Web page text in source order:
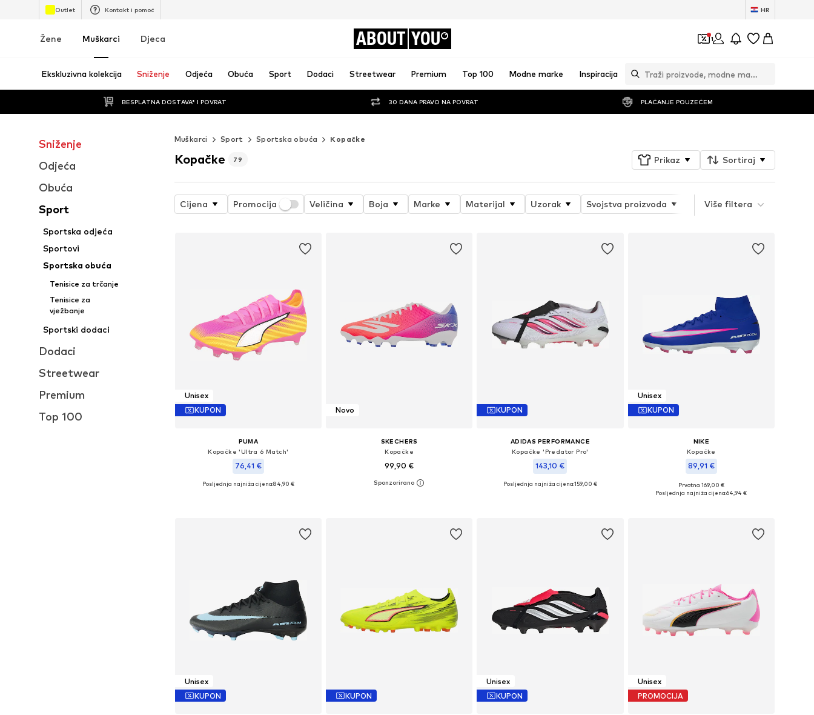
Outlet Kontakt i pomoć HR
Žene Muškarci Djeca ABOUT YOU 1
Ekskluzivna kolekcija Sniženje Odjeća Obuća Sport Dodaci Streetwear Premium Top 100 Modne marke Inspiracija
BESPLATNA DOSTAVA* I POVRAT 30 DANA PRAVO NA POVRAT PLAĆANJE POUZEĆEM
Sniženje
Odjeća
Obuća
Sport
Sportska odjeća
Sportovi
Sportska obuća
Tenisice za trčanje
Tenisice za
vježbanje
Sportski dodaci
Dodaci
Streetwear
Premium
Top 100
Muškarci Sport Sportska obuća Kopačke
Kopačke 79 Prikaz Sortiraj
Cijena Promocija Veličina Boja Marke Materijal Uzorak Svojstva proizvoda Serija proizvoda
Više filtera
Unisex
KUPON
PUMA
Kopačke 'Ultra 6 Match'
76,41 €
Dostupno u više veličina
Posljednja najniža cijena:84,90 €
Novo
SKECHERS
Kopačke
99,90 €
Dostupno u više veličina
KUPON
ADIDAS PERFORMANCE
Kopačke 'Predator Pro'
143,10 €
Dostupno u više veličina
Posljednja najniža cijena:159,00 €
Unisex
KUPON
NIKE
Kopačke
89,91 €
Dostupno u više veličina
Prvotno: 169,00 €
Posljednja najniža cijena:64,94 €
Unisex
KUPON
KUPON
Unisex
KUPON
Unisex
PROMOCIJA